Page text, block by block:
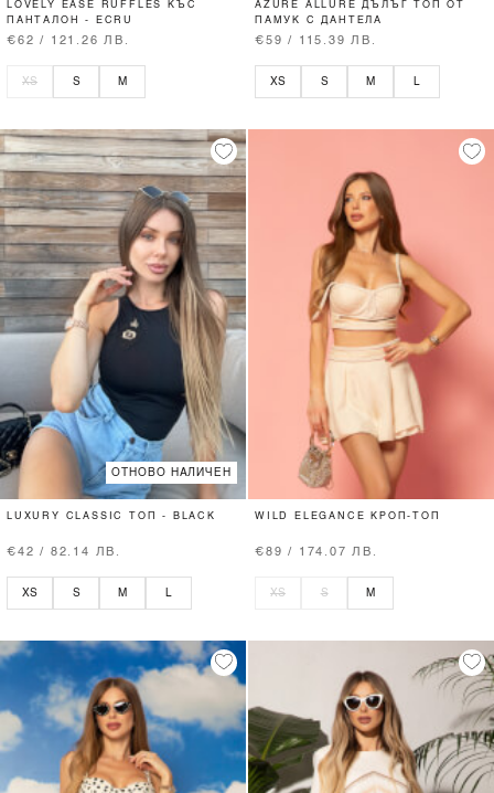
LOVELY EASE RUFFLES КЪС
ПАНТАЛОН - ECRU
€62 / 121.26 ЛВ.
XS S M
AZURE ALLURE ДЪЛЪГ ТОП ОТ
ПАМУК С ДАНТЕЛА
€59 / 115.39 ЛВ.
XS S M L
ОТНОВО НАЛИЧЕН
LUXURY CLASSIC ТОП - BLACK
€42 / 82.14 ЛВ.
XS S M
WILD ELEGANCE КРОП-ТОП
€89 / 174.07 ЛВ.
XS S M